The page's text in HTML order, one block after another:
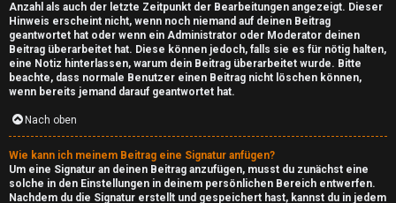
Anzahl als auch der letzte Zeitpunkt der Bearbeitungen angezeigt. Dieser
Hinweis erscheint nicht, wenn noch niemand auf deinen Beitrag
geantwortet hat oder wenn ein Administrator oder Moderator deinen
Beitrag überarbeitet hat. Diese können jedoch, falls sie es für nötig halten,
eine Notiz hinterlassen, warum dein Beitrag überarbeitet wurde. Bitte
beachte, dass normale Benutzer einen Beitrag nicht löschen können,
wenn bereits jemand darauf geantwortet hat.
Nach oben
Wie kann ich meinem Beitrag eine Signatur anfügen?
Um eine Signatur an deinen Beitrag anzufügen, musst du zunächst eine
solche in den Einstellungen in deinem persönlichen Bereich entwerfen.
Nachdem du die Signatur erstellt und gespeichert hast, kannst du in jedem
T
S
-
S
e
r